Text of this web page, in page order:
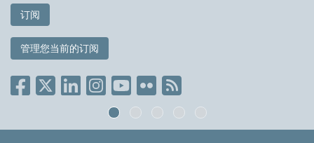
订阅
管理您当前的订阅